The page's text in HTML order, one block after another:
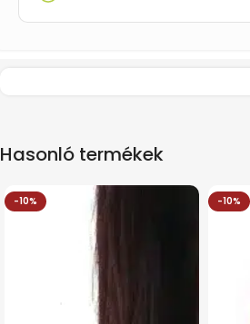
Hasonló termékek
-10% -10%